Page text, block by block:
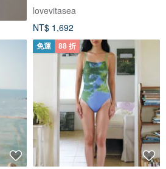
lovevitasea
NT$ 1,692
免運 88 折